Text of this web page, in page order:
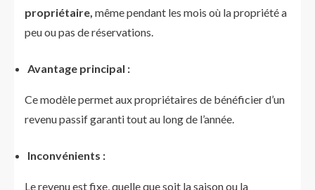
propriétaire, même pendant les mois où la propriété a
peu ou pas de réservations.
Avantage principal :
Ce modèle permet aux propriétaires de bénéficier d’un
revenu passif garanti tout au long de l’année.
Inconvénients :
Le revenu est fixe, quelle que soit la saison ou la